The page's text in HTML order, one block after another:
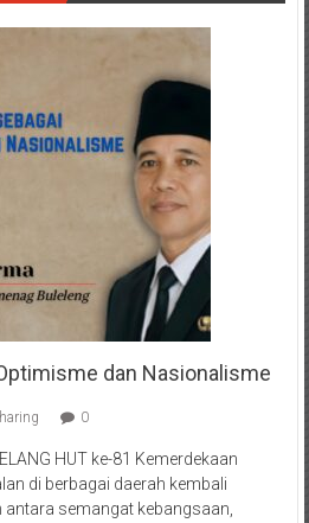
dan Nasionalisme
0
HUT ke-81 Kemerdekaan
di berbagai daerah kembali
semangat kebangsaan,